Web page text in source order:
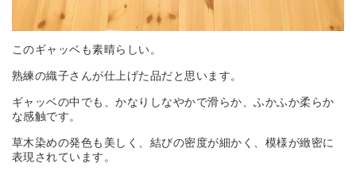
このギャッベも素晴らしい。
熟練の織子さんが仕上げた品だと思います。
ギャッベの中でも、かなりしなやかで滑らか、ふかふか柔らか
な感触です。
草木染めの発色も美しく、結びの密度が細かく、模様が緻密に
表現されています。